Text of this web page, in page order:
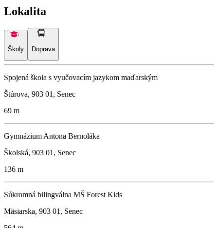
Lokalita
Školy Doprava
Spojená škola s vyučovacím jazykom maďarským
Štúrova, 903 01, Senec
69 m
Gymnázium Antona Bernoláka
Školská, 903 01, Senec
136 m
Súkromná bilingválna MŠ Forest Kids
Mäsiarska, 903 01, Senec